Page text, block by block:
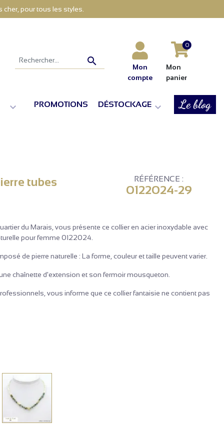
pour tous les styles.

Mon
compte
0
Mon
panier
 PROMOTIONS DÉSTOCKAGE  Le blog
tubes RÉFÉRENCE :
0122024-29
du Marais, vous présente ce collier en acier inoxydable avec
pour femme 0122024.
de pierre naturelle : La forme, couleur et taille peuvent varier.
chaînette d'extension et son fermoir mousqueton.
vous informe que ce collier fantaisie ne contient pas